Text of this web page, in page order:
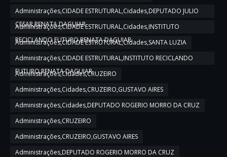
Administrações,CIDADE ESTRUTURAL,Cidades,DEPUTADO JULIO
CESAR,RENATA DAGUIAR
Administrações,CIDADE ESTRUTURAL,Cidades,INSTITUTO
RECICLANDO FUTURO,RENATA DAGUIAR
Administrações,CIDADE ESTRUTURAL,Cidades,SANTA LUZIA
Administrações,CIDADE ESTRUTURAL,INSTITUTO RECICLANDO
FUTURO,RENATA DAGUIAR
Administrações,Cidades,CRUZEIRO
Administrações,Cidades,CRUZEIRO,GUSTAVO AIRES
Administrações,Cidades,DEPUTADO ROGERIO MORRO DA CRUZ
Administrações,CRUZEIRO
Administrações,CRUZEIRO,GUSTAVO AIRES
Administrações,DEPUTADO ROGERIO MORRO DA CRUZ